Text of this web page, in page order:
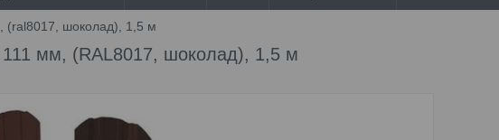
(ral8017, шоколад), 1,5 м
мм, (RAL8017, шоколад), 1,5 м